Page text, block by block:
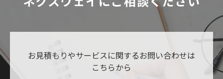
お見積もりやサービスに関するお問い合わせは
こちらから